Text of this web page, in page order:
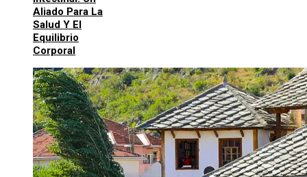
Aliado Para La
Salud Y El
Equilibrio
Corporal